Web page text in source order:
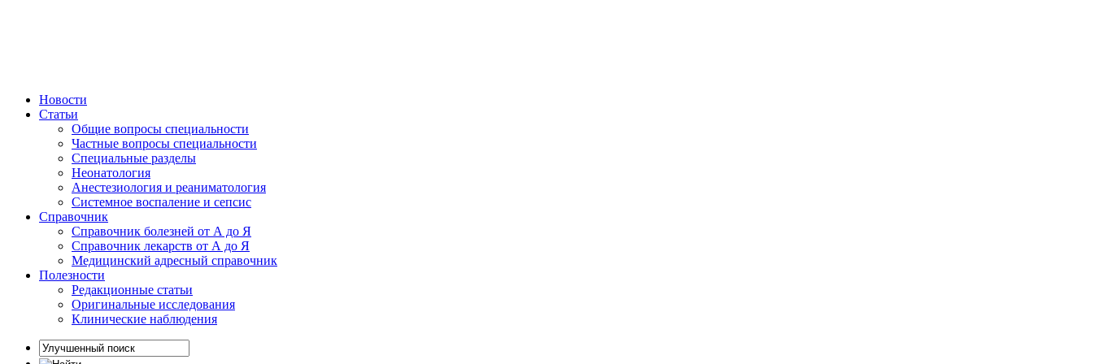
Новости
Статьи
Общие вопросы специальности
Частные вопросы специальности
Специальные разделы
Неонатология
Анестезиология и реаниматология
Системное воспаление и сепсис
Справочник
Справочник болезней от А до Я
Справочник лекарств от А до Я
Медицинский адресный справочник
Полезности
Редакционные статьи
Оригинальные исследования
Клинические наблюдения